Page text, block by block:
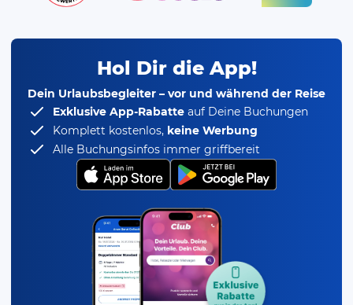
Hol Dir die App!
Dein Urlaubsbegleiter – vor und während der Reise
Exklusive App-Rabatte auf Deine Buchungen
Komplett kostenlos, keine Werbung
Alle Buchungsinfos immer griffbereit